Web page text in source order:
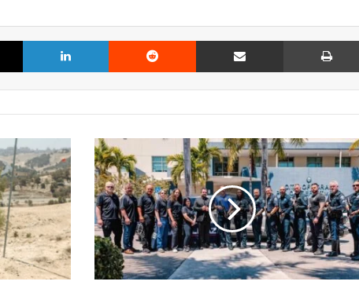
X LinkedIn Reddit Share via Email